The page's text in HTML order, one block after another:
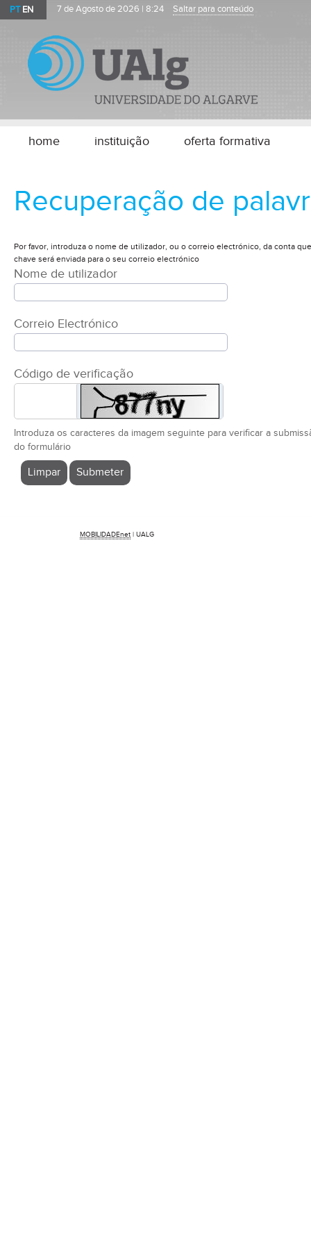
PTEN 7 de Agosto de 2026 | 8:24 Saltar para conteúdo
home instituição oferta formativa
Recuperação de
Por favor, introduza o nome de utilizador, ou o correio electrónico, da conta
chave será enviada para o seu correio electrónico
Nome de utilizador
Correio Electrónico
Código de verificação
Introduza os caracteres da imagem seguinte para verificar a
do formulário
MOBILIDADEnet | UALG